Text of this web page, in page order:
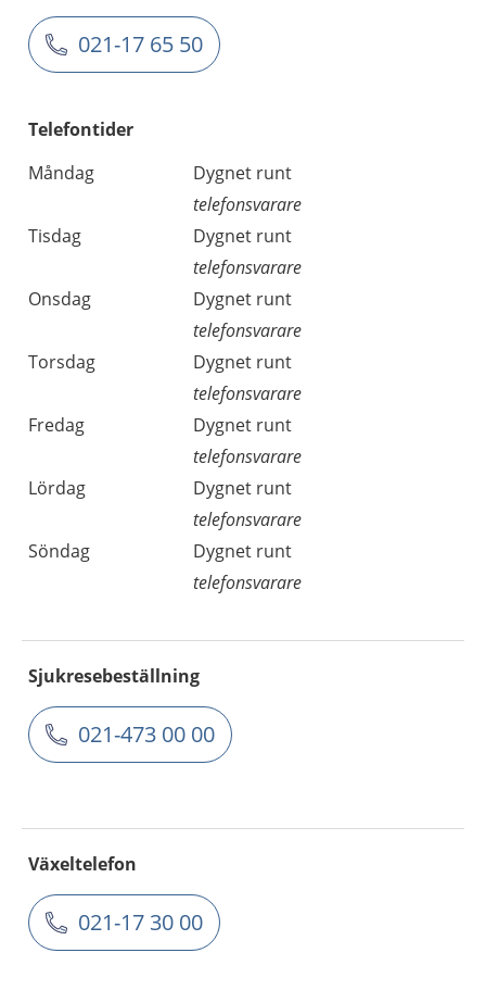
021-17 65 50
Telefontider
Måndag
Dygnet runt
telefonsvarare
Tisdag
Dygnet runt
telefonsvarare
Onsdag
Dygnet runt
telefonsvarare
Torsdag
Dygnet runt
telefonsvarare
Fredag
Dygnet runt
telefonsvarare
Lördag
Dygnet runt
telefonsvarare
Söndag
Dygnet runt
telefonsvarare
Sjukresebeställning
021-473 00 00
Växeltelefon
021-17 30 00